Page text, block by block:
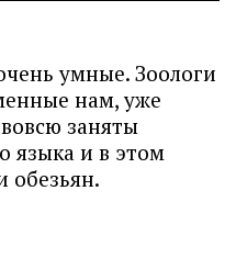
умные. Зоологи
нам, уже
заняты
языка и в этом
обезьян.